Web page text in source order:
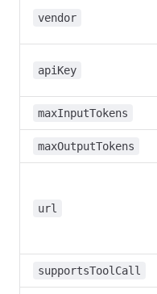
vendor
apiKey
maxInputTokens
maxOutputTokens
url
supportsToolCall